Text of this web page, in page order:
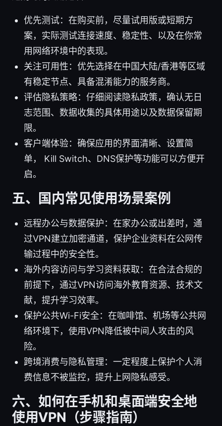
优先测试：在购买前，尽量试用版或短期方
案，实际测试连接速度、稳定性、以及在你常
用网络环境中的表现。
关注可用性：优先选择在中国大陆/香港等区域
有稳定节点、具备混淆能力的服务商。
评估隐私策略：仔细阅读隐私政策，确认无日
志范围、数据收集的具体用途以及数据保留期
限。
客户端体验：确保应用的界面清晰、设置简
单， Kill Switch、DNS保护等功能可以方便开
启。
五、国内常见使用场景案例
远程办公与数据保护：在家办公或出差时，通
过VPN建立加密通道，保护企业资料在公网传
输过程中的安全性。
海外内容访问与学习资料获取：在合法合规的
前提下，通过VPN访问海外教育资源、技术文
献，提升学习效率。
保护公共Wi-Fi安全：在咖啡馆、机场等公共网
络环境下，使用VPN降低被中间人攻击的风
险。
跨境消费与隐私管理：一定程度上保护个人消
费信息不被监控，提升上网隐私感受。
六、如何在手机和桌面端安全地
使用VPN（步骤指南）